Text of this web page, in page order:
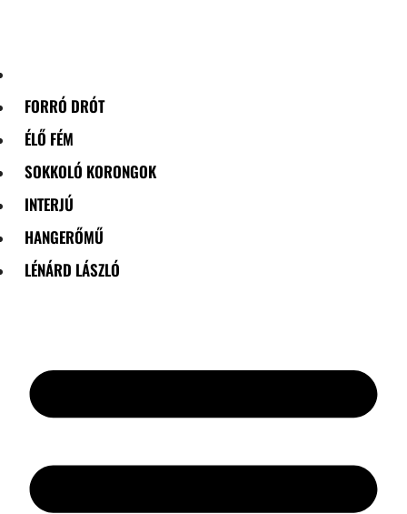
FORRÓ DRÓT
ÉLŐ FÉM
SOKKOLÓ KORONGOK
INTERJÚ
HANGERŐMŰ
LÉNÁRD LÁSZLÓ